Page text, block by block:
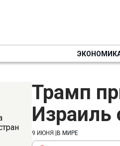
Трамп
Израиль
9 ИЮНЯ В МИРЕ